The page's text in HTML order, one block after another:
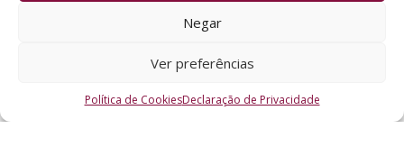
Negar
Ver preferências
Política de CookiesDeclaração de Privacidade